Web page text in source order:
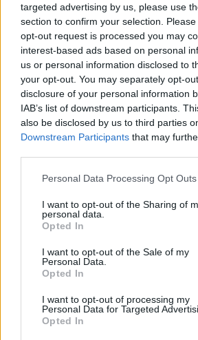
targeted advertising by us, please use
section to confirm your selection.
opt-out request is processed you may
interest-based ads based on personal
us or personal information disclosed to
your opt-out. You may separately opt-
disclosure of your personal information
IAB’s list of downstream participants.
also be disclosed by us to third parties
Downstream Participants that may
Personal Data Processing Opt Outs
I want to opt-out of the Sharing of
personal data.
Opted In
I want to opt-out of the Sale of my
Personal Data.
Opted In
I want to opt-out of processing my
Personal Data for Targeted
Opted In
A GKI úgy számol, hogy az
tovább drágulhatnak, mert szerintük
ára, és gyengülhet a forint. Emelkedik
is, a MOL 70-ről 50 százalékra
arányát a finomítóiban decemberig.
okoz az Ásványolaj Szövetség szerint,
szervezet főtitkára azt mondja: ...
KEDVES OLVASÓNK!
A keresett cikk a portfolio.hu
regisztrációhoz kötött.
Portfolio.hu teljes cikkarchívum
Kötéslisták: BÉT elmúlt 2 év